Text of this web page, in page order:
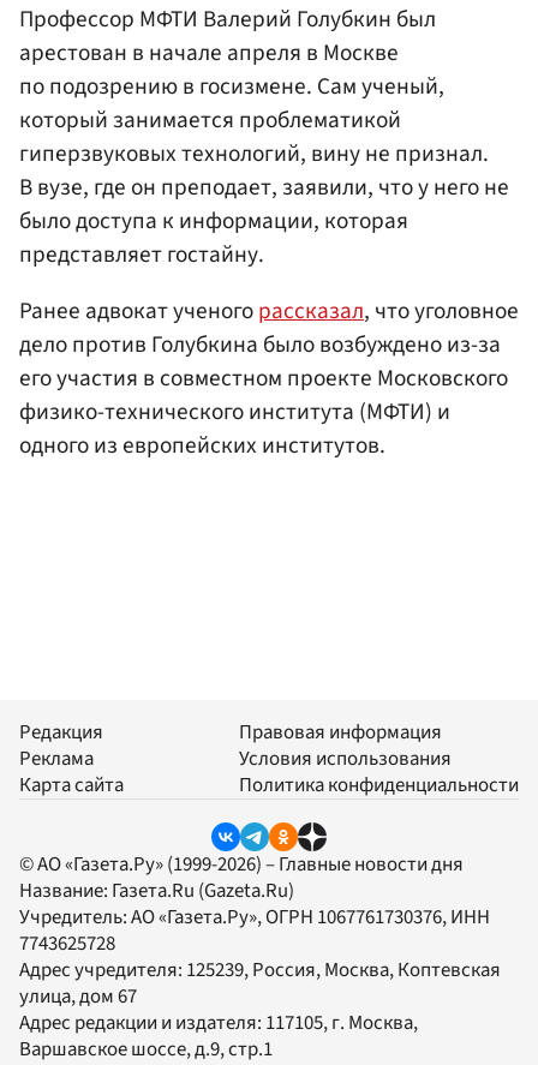
Профессор МФТИ Валерий Голубкин был
арестован в начале апреля в Москве
по подозрению в госизмене. Сам ученый,
который занимается проблематикой
гиперзвуковых технологий, вину не признал.
В вузе, где он преподает, заявили, что у него не
было доступа к информации, которая
представляет гостайну.
Ранее адвокат ученогорассказал, что уголовное
дело против Голубкина было возбуждено из-за
его участия в совместном проекте Московского
физико-технического института (МФТИ) и
одного из европейских институтов.
Редакция
Реклама
Карта сайта
Правовая информация
Условия использования
Политика конфиденциальности
© АО «Газета.Ру» (1999-2026) – Главные новости дня
Название: Газета.Ru (Gazeta.Ru)
Учредитель:АО «Газета.Ру», ОГРН 1067761730376, ИНН
7743625728
Адрес учредителя: 125239, Россия, Москва, Коптевская
улица, дом 67
Адрес редакции и издателя: 117105, г. Москва,
Варшавское шоссе, д.9, стр.1